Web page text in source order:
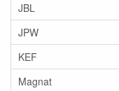
JBL
JPW
KEF
Magnat